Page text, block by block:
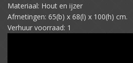
Materiaal: Hout en ijzer
Afmetingen: 65(b) x 68(l) x 100(h) cm.
Verhuur voorraad: 1